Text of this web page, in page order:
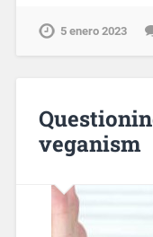
5 enero 2023
veganism